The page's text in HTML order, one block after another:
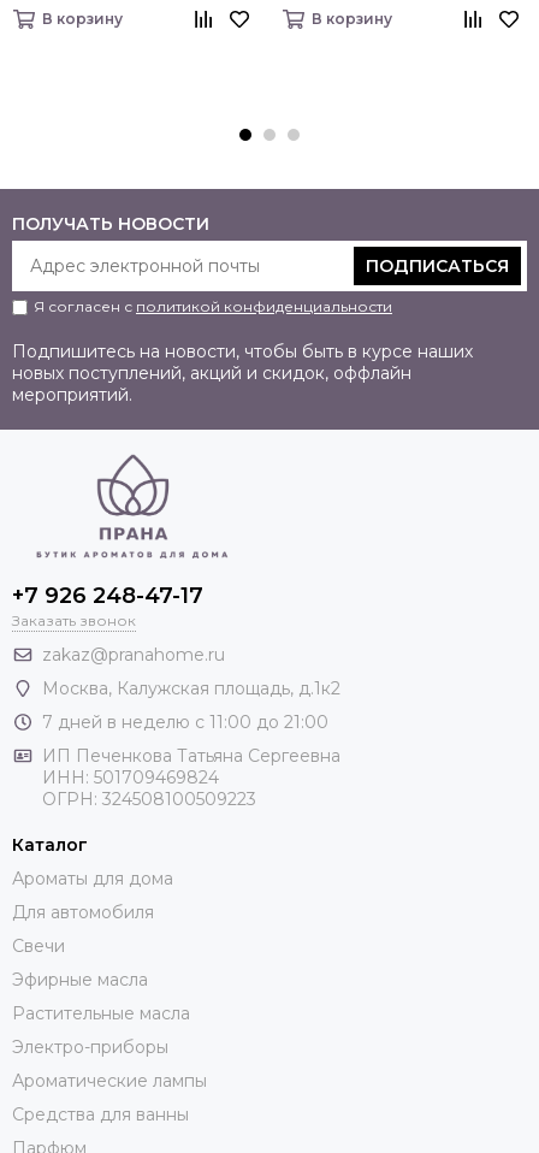
В корзину В корзину
ПОЛУЧАТЬ НОВОСТИ
ПОДПИСАТЬСЯ
Я согласен с политикой конфиденциальности
Подпишитесь на новости, чтобы быть в курсе наших
новых поступлений, акций и скидок, оффлайн
мероприятий.
+7 926 248-47-17
Заказать звонок
zakaz@pranahome.ru
Москва, Калужская площадь, д.1к2
7 дней в неделю с 11:00 до 21:00
ИП Печенкова Татьяна Сергеевна
ИНН: 501709469824
ОГРН: 324508100509223
Каталог
Ароматы для дома
Для автомобиля
Свечи
Эфирные масла
Растительные масла
Электро-приборы
Ароматические лампы
Средства для ванны
Парфюм